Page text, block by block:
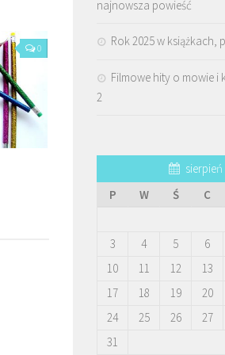
0
najnowsza powieść
Rok 2025 w
Filmowe hity o mowie i
2
sierpień
P
W Ś C
3
4 5 6
10
11 12 13
17
18 19 20
24
25 26 27
31